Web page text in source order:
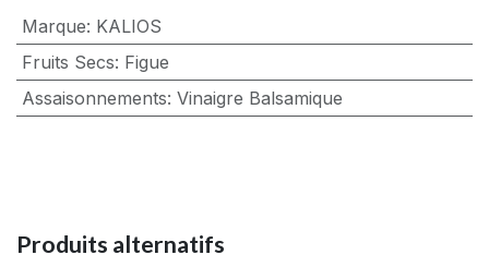
Marque: KALIOS
Fruits Secs: Figue
Assaisonnements: Vinaigre Balsamique
Produits alternatifs